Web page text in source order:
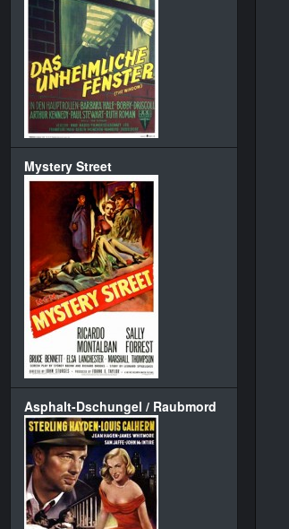
Mystery Street
Asphalt-Dschungel / Raubmord